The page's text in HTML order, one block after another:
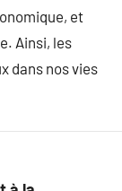
et
Ainsi, les
dans nos vies